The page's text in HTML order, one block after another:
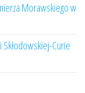
Morawskiego w
Skłodowskiej-Curie